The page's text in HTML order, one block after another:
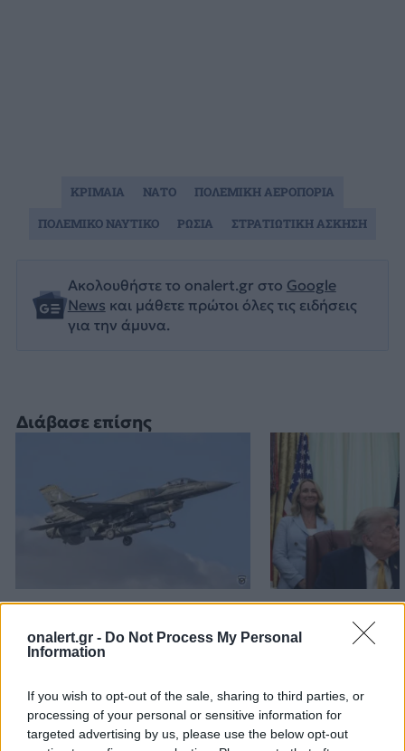
onalert.gr - Do Not Process My Personal
Information
If you wish to opt-out of the sale, sharing to third parties, or
processing of your personal or sensitive information for
targeted advertising by us, please use the below opt-out
Διάβασε επίσης
Εικονική αερομαχία με
οπλισμένα τουρκικά F-16
στο Αιγαίο – 10
παραβιάσεις ο
απολογισμός
Τραμπ: «Είμαι
Ακολουθήστε το onalert.gr στο Google
News και μάθετε πρώτοι όλες τις ειδήσεις
για την άμυνα.
ΚΡΙΜΑΙΑ ΝΑΤΟ
ΠΟΛΕΜΙΚΗ ΑΕΡΟΠΟΡΙΑ
ΠΟΛΕΜΙΚΟ ΝΑΥΤΙΚΟ
ΡΩΣΙΑ ΣΤΡΑΤΙΩΤΙΚΗ ΑΣΚΗΣΗ